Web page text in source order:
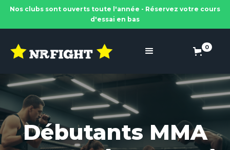
Nos clubs sont ouverts toute l'année - Réservez votre cours
d'essai en bas
0
Débutants MMA